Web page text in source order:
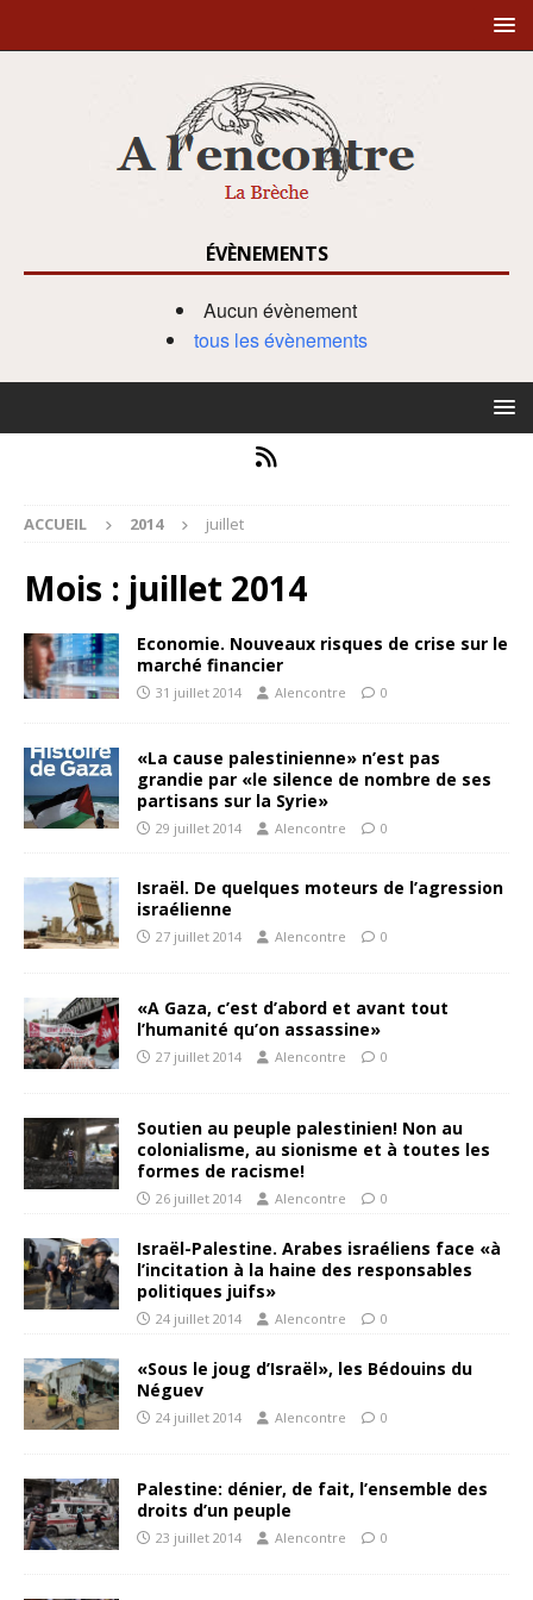
ÉVÈNEMENTS
Aucun évènement
tous les évènements
ACCUEIL 2014 juillet
Mois : juillet 2014
Economie. Nouveaux risques de crise sur le
marché financier
31 juillet 2014 Alencontre 0
«La cause palestinienne» n’est pas
grandie par «le silence de nombre de ses
partisans sur la Syrie»
29 juillet 2014 Alencontre 0
Israël. De quelques moteurs de l’agression
israélienne
27 juillet 2014 Alencontre 0
«A Gaza, c’est d’abord et avant tout
l’humanité qu’on assassine»
27 juillet 2014 Alencontre 0
Soutien au peuple palestinien! Non au
colonialisme, au sionisme et à toutes les
formes de racisme!
26 juillet 2014 Alencontre 0
Israël-Palestine. Arabes israéliens face «à
l’incitation à la haine des responsables
politiques juifs»
24 juillet 2014 Alencontre 0
«Sous le joug d’Israël», les Bédouins du
Néguev
24 juillet 2014 Alencontre 0
Palestine: dénier, de fait, l’ensemble des
droits d’un peuple
23 juillet 2014 Alencontre 0